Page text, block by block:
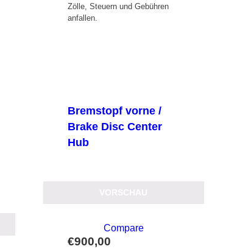
Zölle, Steuern und Gebühren
anfallen.
Bremstopf vorne /
Brake Disc Center
Hub
€900,00
Compare